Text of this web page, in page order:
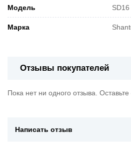
Модель SD16
Марка
Отзывы покупателей
Пока нет ни одного отзыва.
Написать отзыв